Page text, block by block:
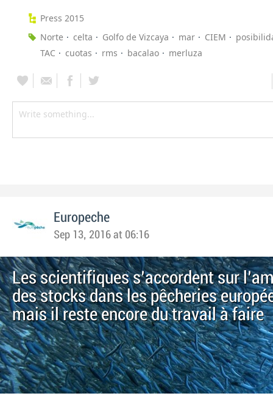
Press 2015
Norte
celta Golfo de Vizcaya mar CIEM
TAC
cuotas rms bacalao merluza
Europeche
Sep 13, 2016 at 06:16
Les scientifiques s'accordent sur
des stocks dans les pêcheries
mais il reste encore du travail à faire